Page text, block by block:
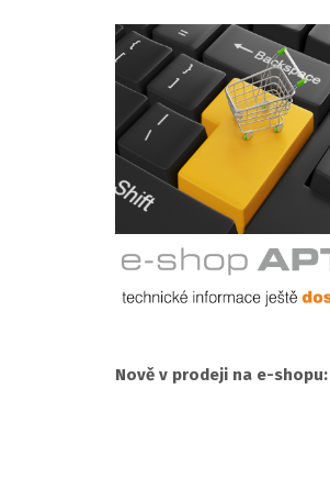
Nově v prodeji na e-shopu: